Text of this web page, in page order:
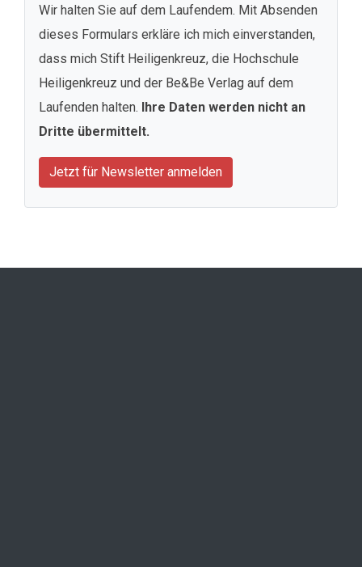
Wir halten Sie auf dem Laufendem. Mit Absenden
dieses Formulars erkläre ich mich einverstanden,
dass mich Stift Heiligenkreuz, die Hochschule
Heiligenkreuz und der Be&Be Verlag auf dem
Laufenden halten.
Ihre Daten werden nicht an
Dritte übermittelt.
Jetzt für Newsletter anmelden